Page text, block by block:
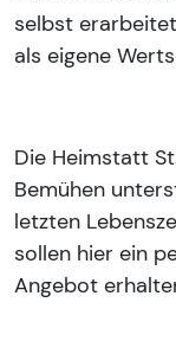
selbst
als eigene
Die Heimstatt
Bemühen
letzten
sollen hier ein
Angebot